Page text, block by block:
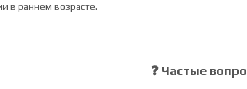
в раннем возрасте.
❓ Частые